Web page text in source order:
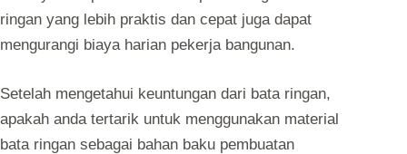
ringan yang lebih praktis dan cepat juga dapat
mengurangi biaya harian pekerja bangunan.
Setelah mengetahui keuntungan dari bata ringan,
apakah anda tertarik untuk menggunakan material
bata ringan sebagai bahan baku pembuatan